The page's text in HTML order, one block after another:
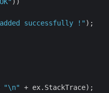
successfully !" );
"\n"
+ ex.StackTrace);